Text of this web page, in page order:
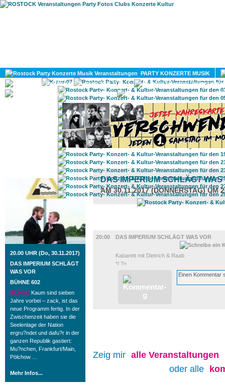
PARTY KONZERTE MUSIK
KULTUR
GAY
ROSTOCK TAGESTIPP
20.00 UHR (Do, 30.11.2017)
DAS IMPERIUM SCHLÄGT
WAS VOR
BÜHNE 602
BÜHNE Kaum sind sieben
Jahre vorbei – zack, ist das
neue Programm fertig. In der
Zwischenzeit haben sie die
Seelenlage der Nation
ergru?ndet und dafu?r in der
ganzen Republik gastiert:
Mu?nchen, Frankfurt/Main,
Pölchow …
Mehr Infos...
DAS IMPERIUM SCHLÄGT
AM 30.11.2017 (DONNERSTAG) UM
20:00
DAS IMPERIUM SCHLÄGT WAS VOR
Kabarett mit Dietrich & Raab
*/ ?>
Zeig mir alle Veranstaltungen
oder alle